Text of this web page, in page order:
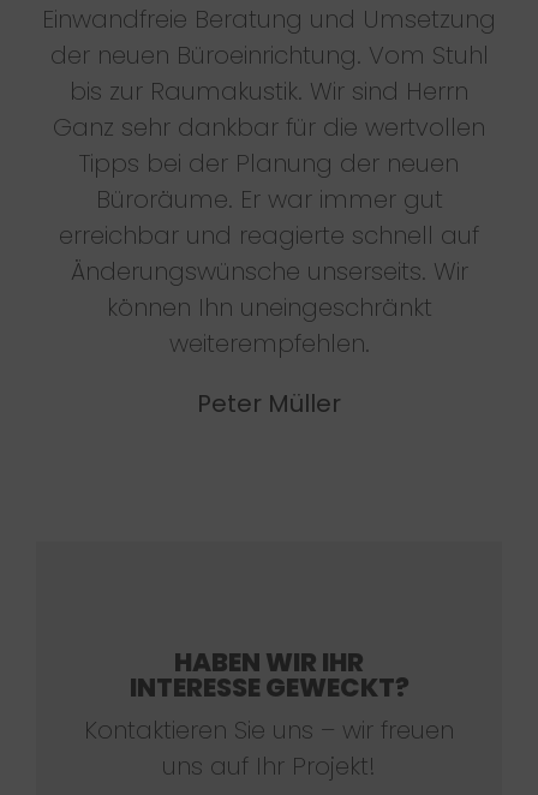
Einwandfreie Beratung und Umsetzung
der neuen Büroeinrichtung. Vom Stuhl
bis zur Raumakustik. Wir sind Herrn
Ganz sehr dankbar für die wertvollen
Tipps bei der Planung der neuen
Büroräume. Er war immer gut
erreichbar und reagierte schnell auf
Änderungswünsche unserseits. Wir
können Ihn uneingeschränkt
weiterempfehlen.
Peter Müller
HABEN WIR IHR
INTERESSE GEWECKT?
Kontaktieren Sie uns – wir freuen
uns auf Ihr Projekt!